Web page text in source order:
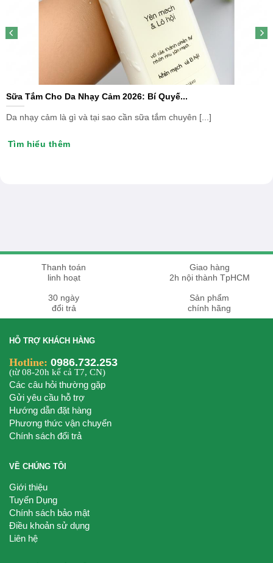
Sữa Tắm Cho Da Nhạy Cảm 2026: Bí Quyế...
Da nhạy cảm là gì và tại sao cần sữa tắm chuyên [...]
Tìm hiểu thêm
Thanh toán
linh hoạt
Giao hàng
2h nội thành TpHCM
30 ngày
đổi trả
Sản phẩm
chính hãng
HỖ TRỢ KHÁCH HÀNG
Hotline: 0986.732.253
(từ 08-20h kể cả T7, CN)
Các câu hỏi thường gặp
Gửi yêu cầu hỗ trợ
Hướng dẫn đặt hàng
Phương thức vận chuyển
Chính sách đổi trả
VỀ CHÚNG TÔI
Giới thiệu
Tuyển Dụng
Chính sách bảo mật
Điều khoản sử dụng
Liên hệ